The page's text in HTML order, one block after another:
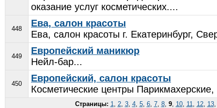
оказание услуг косметических....
448
Ева, салон красоты
Ева, салон красоты г. Екатеринбург,
449
Европейский маникюр
Нейл-бар...
450
Европейский, салон красоты
Косметические центры
Страницы: 1, 2, 3, 4, 5, 6, 7, 8, 9, 10, 11, 12, 13